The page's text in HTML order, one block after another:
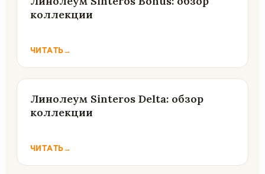
коллекции
ЧИТАТЬ→
Линолеум Sinteros Delta: обзор
коллекции
ЧИТАТЬ→